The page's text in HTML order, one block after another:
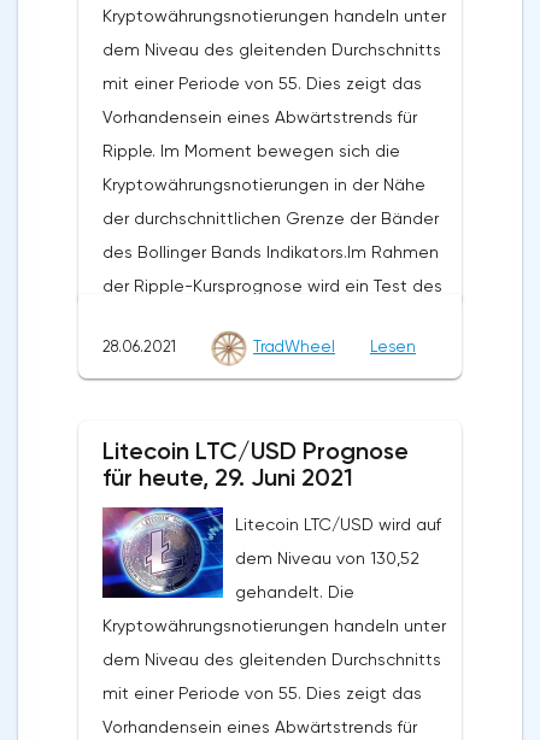
Kryptowährungsnotierungen handeln unter
dem Niveau des gleitenden Durchschnitts
mit einer Periode von 55. Dies zeigt das
Vorhandensein eines Abwärtstrends für
Ripple. Im Moment bewegen sich die
Kryptowährungsnotierungen in der Nähe
der durchschnittlichen Grenze der Bänder
des Bollinger Bands Indikators.Im Rahmen
der Ripple-Kursprognose wird ein Test des
sollten wir einen Versuch erwarten, den
Rückgang von XRP/USD fortzusetzen und
Das Ziel einer solchen Bewegung ist der
Bereich in der Nähe des Niveaus von
0,4890. Der konservative Bereich für Ripple-
Verkäufe befindet sich in der Nähe der
oberen Grenze der Bänder des Bollinger
Bands Indikators auf dem Niveau von
0,6790. Ripple XRP/USD Prognose für den
29. Juni 2021 Die Annullierung der Option,
den Rückgang des Ripple-Kurses
28.06.2021 TradWheel Lesen
Litecoin LTC/USD Prognose
für heute, 29. Juni 2021
Litecoin LTC/USD wird auf
dem Niveau von 130,52
gehandelt. Die
Kryptowährungsnotierungen handeln unter
dem Niveau des gleitenden Durchschnitts
mit einer Periode von 55. Dies zeigt das
Vorhandensein eines Abwärtstrends für